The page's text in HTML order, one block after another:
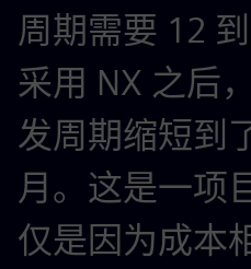
周期需要 12
采用 NX 之后
发周期缩短到
月。这是一项
仅是因为成本